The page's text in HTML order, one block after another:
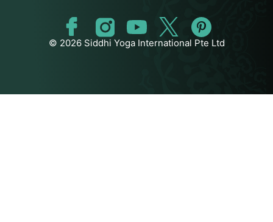
© 2026 Siddhi Yoga International Pte Ltd